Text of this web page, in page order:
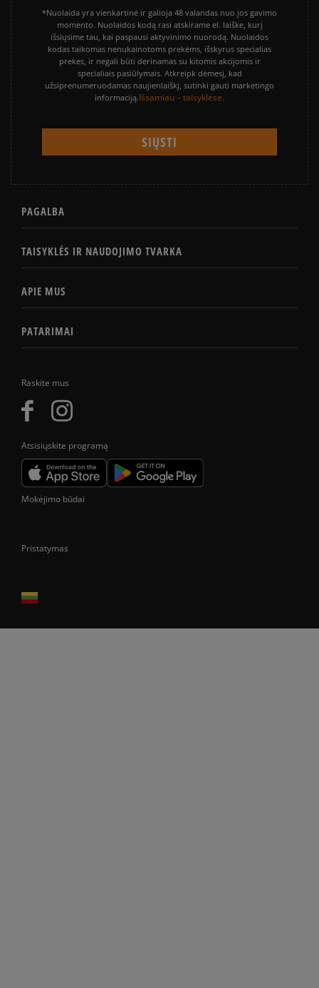
Raskite mus
Atsisiųskite programą
*Nuolaida yra vienkartinė ir galioja 48 valandas nuo jos gavimo
momento. Nuolaidos kodą rasi atskirame el. laiške, kurį
išsiųsime tau, kai paspausi aktyvinimo nuorodą. Nuolaidos
kodas taikomas nenukainotoms prekėms, išskyrus specialias
prekes, ir negali būti derinamas su kitomis akcijomis ir
specialiais pasiūlymais. Atkreipk dėmesį, kad
užsiprenumeruodamas naujienlaiškį, sutinki gauti marketingo
informaciją.Išsamiau – taisyklėse.
PAGALBA
TAISYKLĖS IR NAUDOJIMO TVARKA
APIE MUS
PATARIMAI
Mokėjimo būdai
Pristatymas